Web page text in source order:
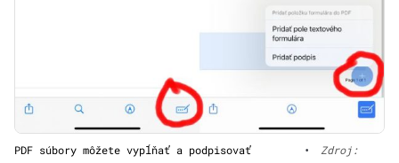
PDF súbory môžete vypĺňať a podpisovať
•
Zdroj: